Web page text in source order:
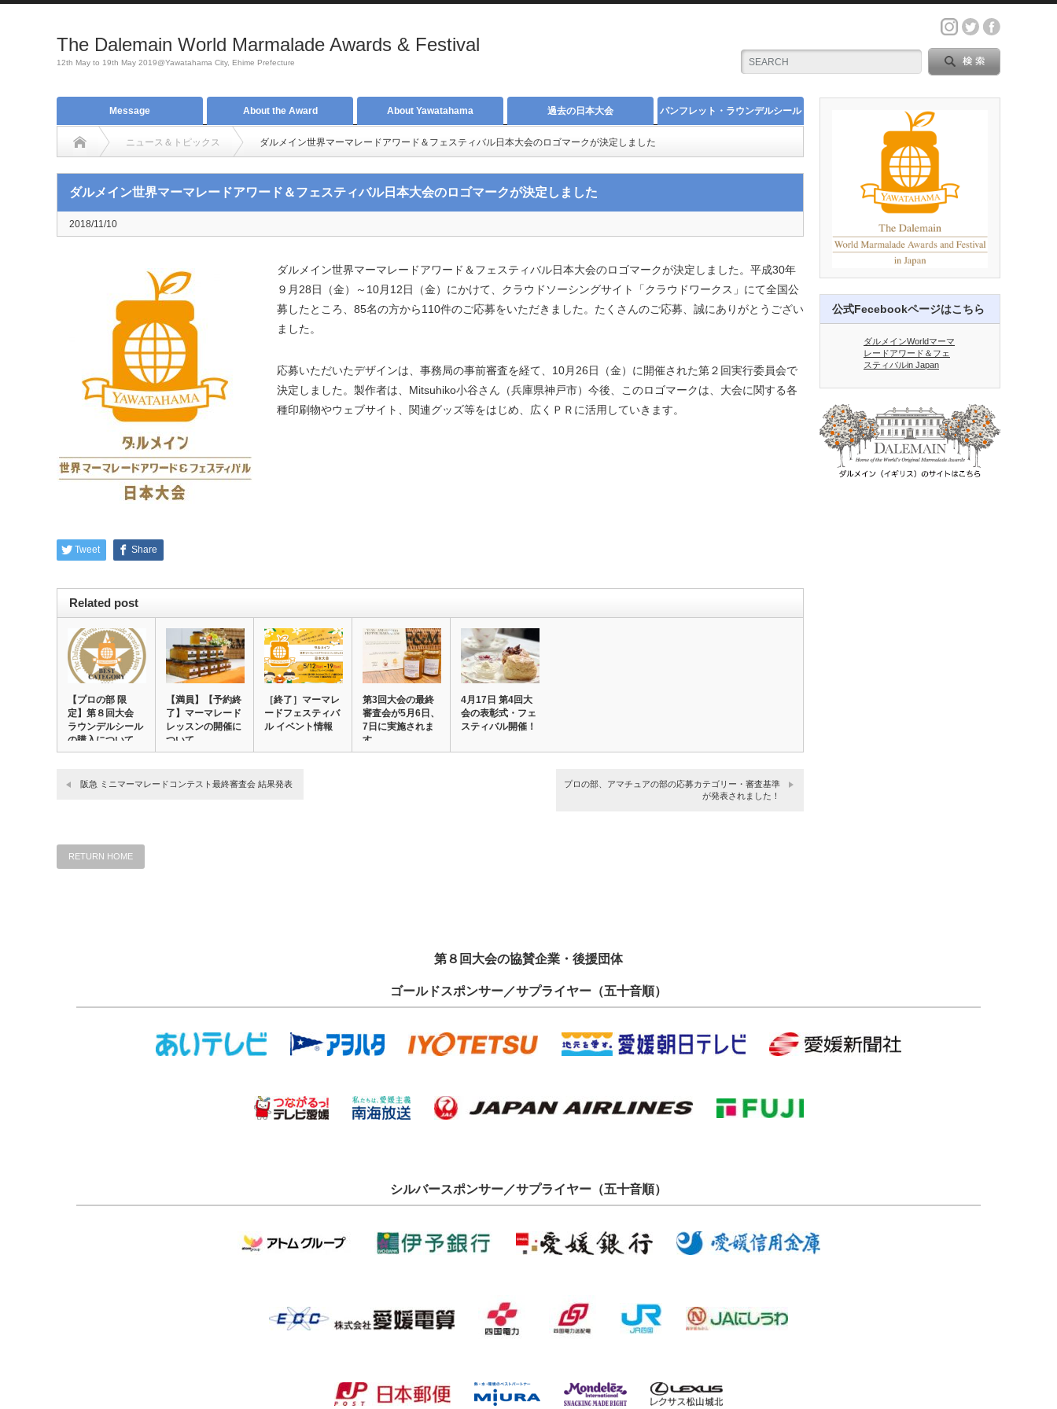
The Dalemain World Marmalade Awards & Festival
12th May to 19th May 2019@Yawatahama City, Ehime Prefecture
Message About the Award About Yawatahama 過去の日本大会 パンフレット・ラウンデルシール
ニュース＆トピックス ダルメイン世界マーマレードアワード＆フェスティバル日本大会のロゴマークが決定しました
ダルメイン世界マーマレードアワード＆フェスティバル日本大会のロゴマークが決定しました
2018/11/10
ダルメイン世界マーマレードアワード＆フェスティバル日本大会のロゴマークが決定しました。平成30年
９月28日（金）～10月12日（金）にかけて、クラウドソーシングサイト「クラウドワークス」にて全国公
募したところ、85名の方から110件のご応募をいただきました。たくさんのご応募、誠にありがとうござい
ました。
応募いただいたデザインは、事務局の事前審査を経て、10月26日（金）に開催された第２回実行委員会で
決定しました。製作者は、Mitsuhiko小谷さん（兵庫県神戸市）今後、このロゴマークは、大会に関する各
種印刷物やウェブサイト、関連グッズ等をはじめ、広くＰＲに活用していきます。
Tweet Share
Related post
【プロの部 限
定】第８回大会
ラウンデルシール
の購入について
【満員】【予約終
了】マーマレード
レッスンの開催に
ついて
［終了］マーマレ
ードフェスティバ
ル イベント情報
第3回大会の最終
審査会が5月6日、
7日に実施されま
す
4月17日 第4回大
会の表彰式・フェ
スティバル開催！
阪急 ミニマーマレードコンテスト最終審査会 結果発表
プロの部、アマチュアの部の応募カテゴリー・審査基準
が発表されました！
RETURN HOME
公式Fecebookページはこちら
ダルメインWorldマーマ
レードアワード＆フェ
スティバルin Japan
第８回大会の協賛企業・後援団体
ゴールドスポンサー／サプライヤー（五十音順）
シルバースポンサー／サプライヤー（五十音順）